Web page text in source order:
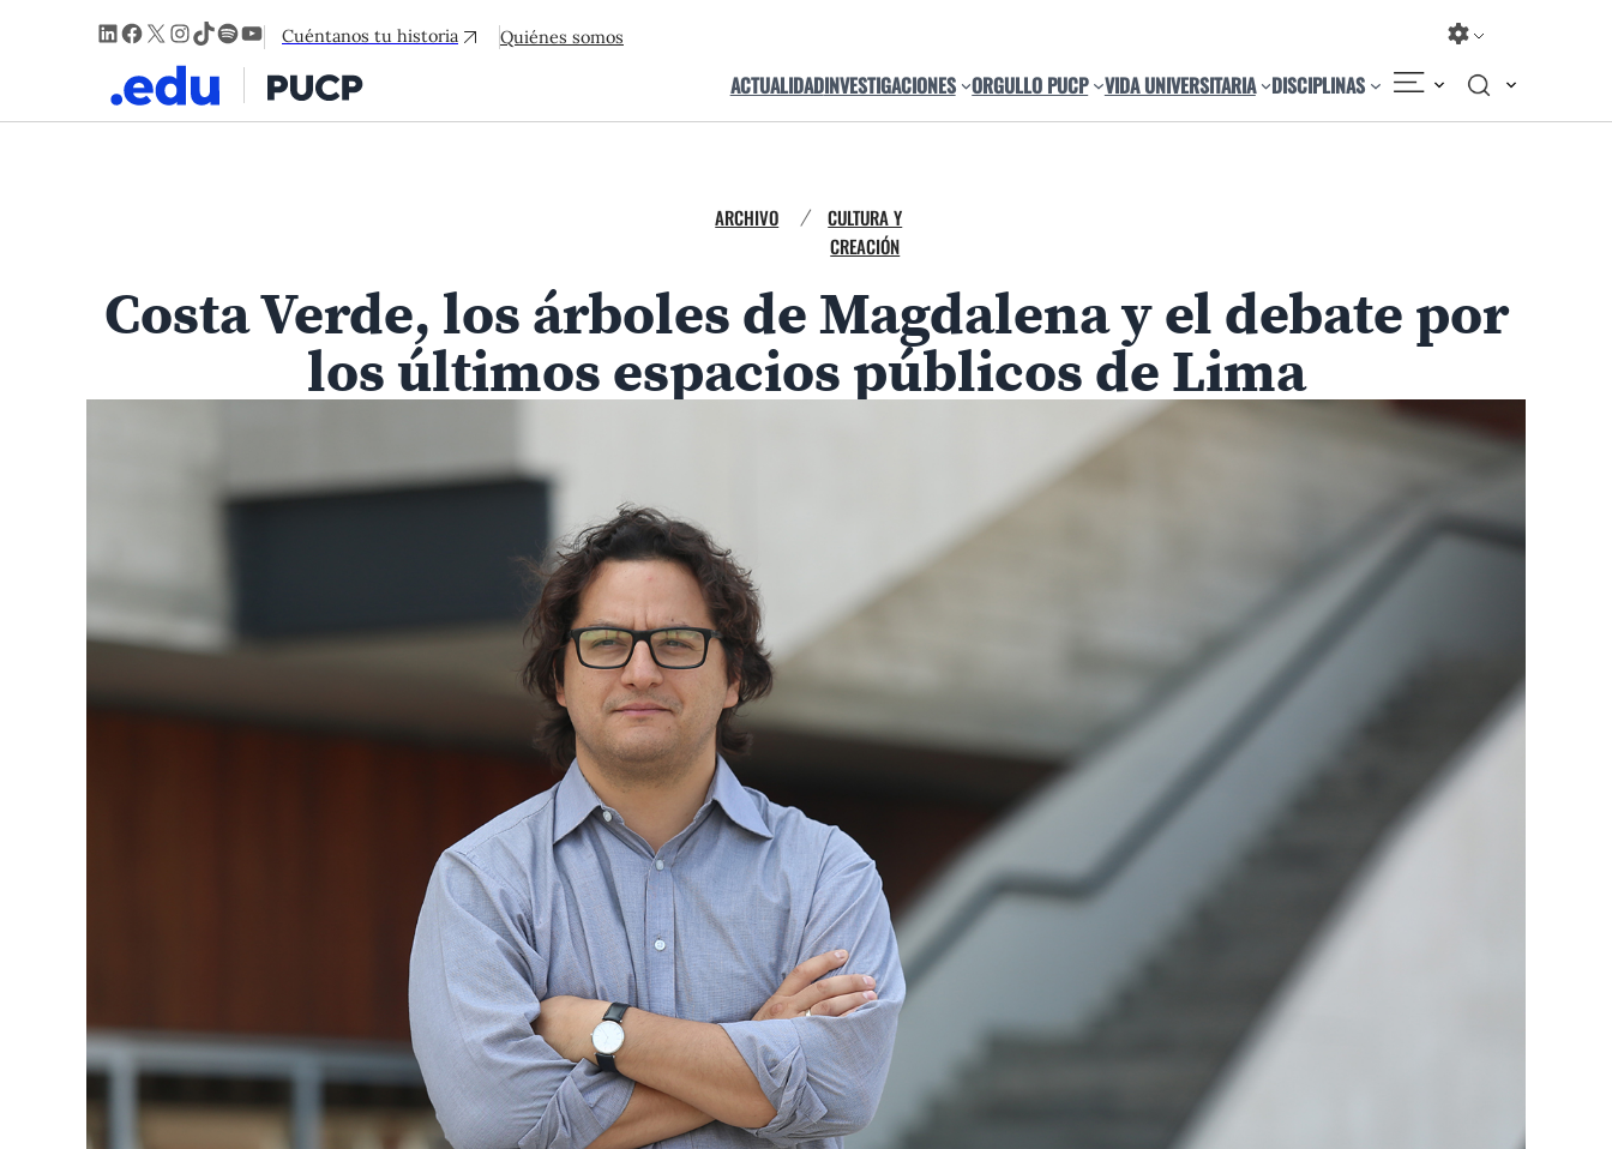
LinkedIn
Facebook
X Instagram
TikTok
Spotify
YouTube
Cuéntanos tu historia Quiénes somos
ACTUALIDADINVESTIGACIONES ORGULLO PUCP VIDA UNIVERSITARIA DISCIPLINAS
ARCHIVO /
CULTURA Y
CREACIÓN
Costa Verde, los árboles de Magdalena y el debate por
los últimos espacios públicos de Lima